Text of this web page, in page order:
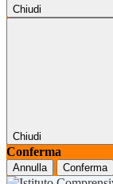
Chiudi
Chiudi
Conferma
Annulla Conferma